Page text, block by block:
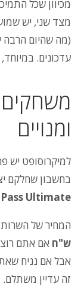
מכיוון שכל
מצד שני, יש
(מה שהיום הרבה
עדכונים. במיוחד,
משחקים
ומנויים
למיקרוסופט יש
בחשבון שחלקם
Ultimate
המחיר של
ש"ח אם אתם
אבל אם נניח
זה עדיין משתלם.